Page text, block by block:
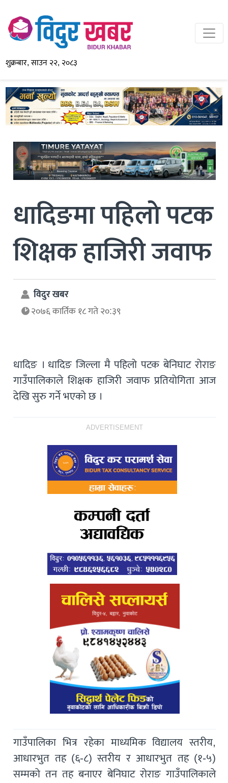
शुक्रबार, साउन २२, २०८३
धादिङमा पहिलाे पटक
शिक्षक हाजिरी जवाफ
विदुर खबर
२०७६ कार्तिक १८ गते २०:३९
धादिङ । धादिङ जिल्ला मै पहिलाे पटक बेनिघाट राेराङ
गाउँपालिकाले शिक्षक हाजिरी जवाफ प्रतियाेगिता आज
देखि सुरु गर्ने भएकाे छ ।
ADVERTISEMENT
गाउँपालिका भित्र रहेका माध्यमिक विद्यालय स्तरीय,
आधारभुत तह (६-८) स्तरीय र आधारभुत तह (१-५)
सम्मकाे तन तह बनाएर बेनिघाट राेराङ गाउँपालिकाले